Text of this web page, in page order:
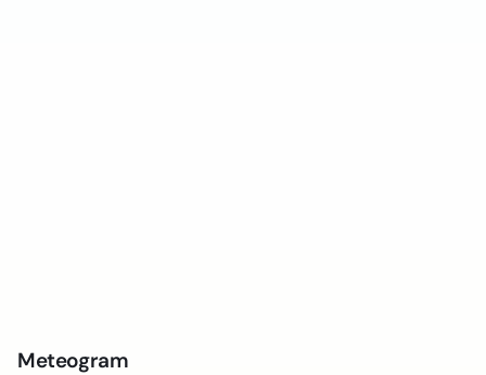
Meteogram